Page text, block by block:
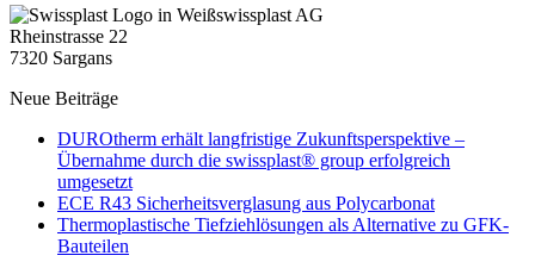
swissplast AG
Rheinstrasse 22
7320 Sargans
Neue Beiträge
DUROtherm erhält langfristige Zukunftsperspektive –
Übernahme durch die swissplast® group erfolgreich
umgesetzt
ECE R43 Sicherheitsverglasung aus Polycarbonat
Thermoplastische Tiefziehlösungen als Alternative zu GFK-
Bauteilen